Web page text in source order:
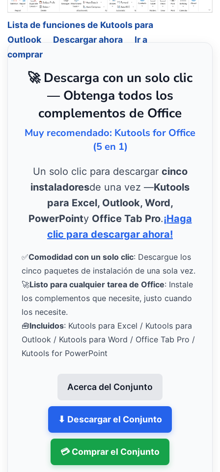
Lista de funciones de Kutools para
Outlook
Descargar ahora
Ir a
comprar
🚀 Descarga con un solo clic
— Obtenga todos los
complementos de Office
Muy recomendado: Kutools for Office
(5 en 1)
Un solo clic para descargar cinco
instaladoresde una vez —Kutools
para Excel, Outlook, Word,
PowerPointy Office Tab Pro.¡Haga
clic para descargar ahora!
✅Comodidad con un solo clic: Descargue los
cinco paquetes de instalación de una sola vez.
🚀Listo para cualquier tarea de Office: Instale
los complementos que necesite, justo cuando
los necesite.
🧰Incluidos: Kutools para Excel / Kutools para
Outlook / Kutools para Word / Office Tab Pro /
Kutools for PowerPoint
Acerca del Conjunto
⬇ Descargar el Conjunto
💳 Comprar el Conjunto